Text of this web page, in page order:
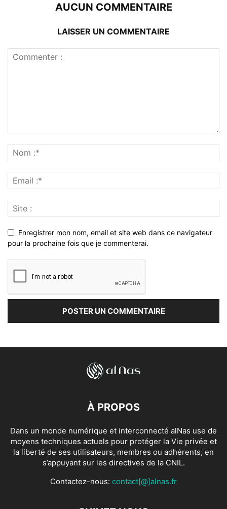
AUCUN COMMENTAIRE
LAISSER UN COMMENTAIRE
Enregistrer mon nom, email et site web dans ce navigateur
pour la prochaine fois que je commenterai.
À PROPOS
Dans un monde numérique et interconnecté alNas use de
moyens techniques actuels pour protéger la Vie privée et
la liberté de ses utilisateurs, membres ou adhérents, en
s’appuyant sur les directives de la CNIL.
Contactez-nous: contact[@]alnas.fr